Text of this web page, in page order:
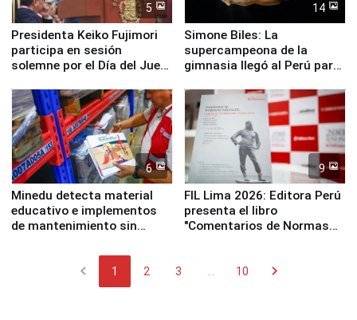
5
Presidenta Keiko Fujimori
participa en sesión
solemne por el Día del Juez
14
Simone Biles: La
supercampeona de la
gimnasia llegó al Perú para
Panamericanos Lima 2027
6
Minedu detecta material
educativo e implementos
de mantenimiento sin
9
FIL Lima 2026: Editora Perú
presenta el libro
"Comentarios de Normas
chevron_left 1 2 3 10 chevron_right